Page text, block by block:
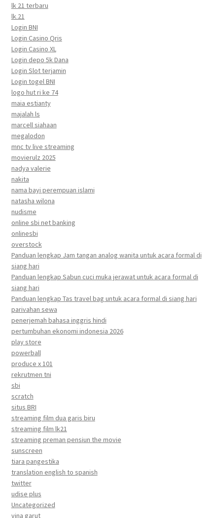
lk 21 terbaru
lk.21
Login BNI
Login Casino Qris
Login Casino XL
Login depo 5k Dana
Login Slot terjamin
Login togel BNI
logo hut ri ke 74
maia estianty
majalah ls
marcell siahaan
megalodon
mnc tv live streaming
movierulz 2025
nadya valerie
nakita
nama bayi perempuan islami
natasha wilona
nudisme
online sbi net banking
onlinesbi
overstock
Panduan lengkap Jam tangan analog wanita untuk acara formal di
siang hari
Panduan lengkap Sabun cuci muka jerawat untuk acara formal di
siang hari
Panduan lengkap Tas travel bag untuk acara formal di siang hari
parivahan sewa
penerjemah bahasa inggris hindi
pertumbuhan ekonomi indonesia 2026
play store
powerball
produce x 101
rekrutmen tni
sbi
scratch
situs BRI
streaming film dua garis biru
streaming film lk21
streaming preman pensiun the movie
sunscreen
tiara pangestika
translation english to spanish
twitter
udise plus
Uncategorized
vina garut